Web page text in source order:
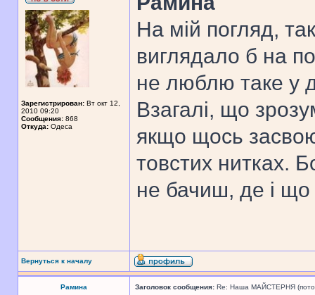
Зарегистрирован: Вт окт 12,
2010 09:20
Сообщения: 868
Откуда: Одеса
На мій погляд,
виглядало б на
не люблю таке у
Взагалі, що
якщо щось
товстих нитках.
не бачиш, де і що
Вернуться к началу
Рамина Заголовок сообщения: Re: Наша МАЙСТЕРНЯ